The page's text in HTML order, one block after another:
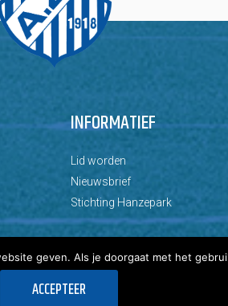
INFORMATIEF
Lid worden
Nieuwsbrief
Stichting Hanzepark
geven. Als je doorgaat met het
ACCEPTEER